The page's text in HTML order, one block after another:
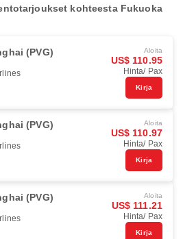
kohteesta Fukuoka
(PVG) Aloita
US$ 110.95
Hinta/ Pax
Kirja
(PVG) Aloita
US$ 110.97
Hinta/ Pax
Kirja
(PVG) Aloita
US$ 111.21
Hinta/ Pax
Kirja